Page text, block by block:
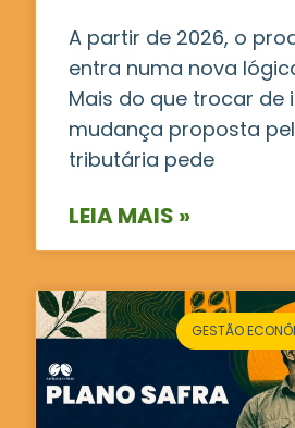
A partir de 2026, o
entra numa nova
Mais do que trocar de
mudança proposta
tributária pede
LEIA MAIS »
GESTÃO